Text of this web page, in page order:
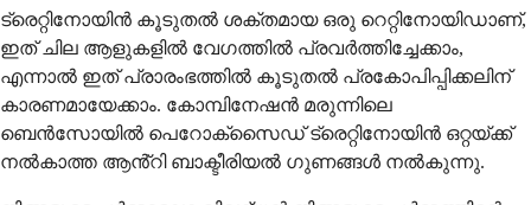
ട്രെറ്റിനോയിൻ കൂടുതൽ ശക്തമായ ഒരു റെറ്റിനോയിഡാണ്,
ഇത് ചില ആളുകളിൽ വേഗത്തിൽ പ്രവർത്തിച്ചേക്കാം,
എന്നാൽ ഇത് പ്രാരംഭത്തിൽ കൂടുതൽ പ്രകോപിപ്പിക്കലിന്
കാരണമായേക്കാം. കോമ്പിനേഷൻ മരുന്നിലെ
ബെൻസോയിൽ പെറോക്സൈഡ് ട്രെറ്റിനോയിൻ ഒറ്റയ്ക്ക്
നൽകാത്ത ആൻ്റി ബാക്ടീരിയൽ ഗുണങ്ങൾ നൽകുന്നു.